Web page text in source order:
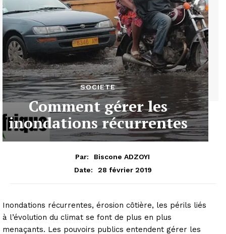
SOCIETE
Comment gérer les
inondations récurrentes
Par:
Biscone ADZOYI
Date:
28 février 2019
Inondations récurrentes, érosion côtière, les périls liés
à l’évolution du climat se font de plus en plus
menaçants. Les pouvoirs publics entendent gérer les